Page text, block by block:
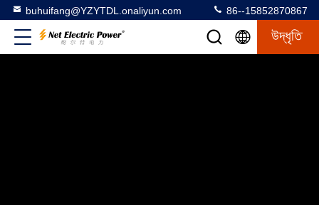
buhuifang@YZYTDL.onaliyun.com 86--15852870867
উদ্ধৃতি